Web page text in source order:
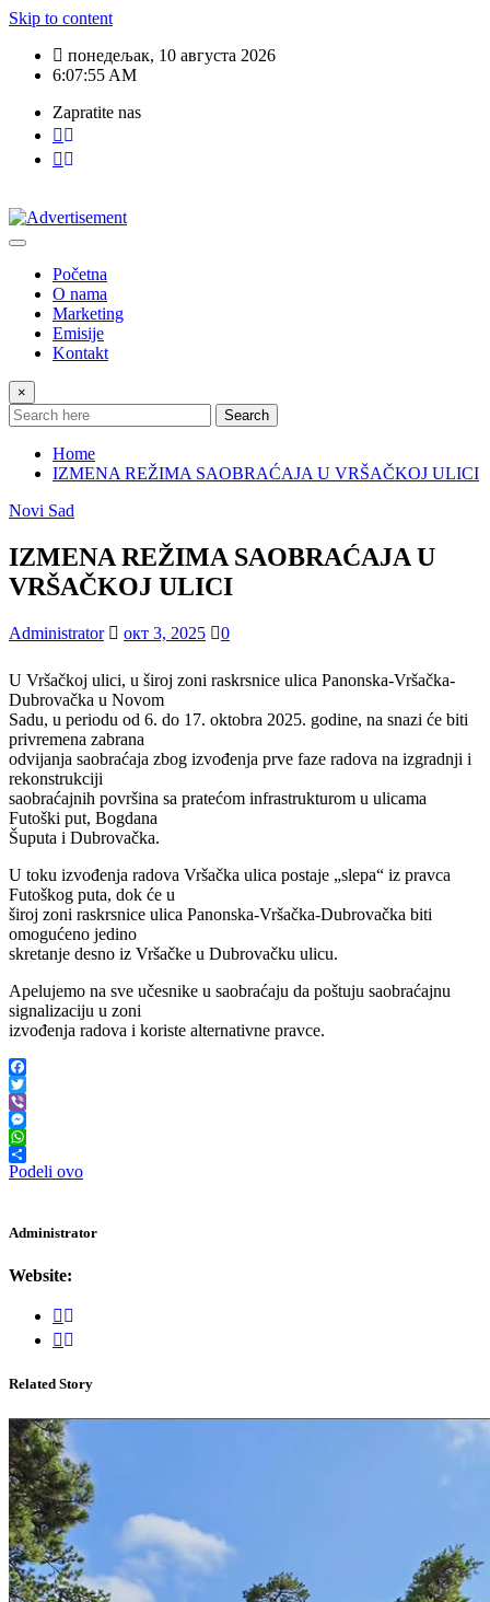
Skip to content
понедељак, 10 августа 2026
6:07:57 AM
Zapratite nas
Početna
O nama
Marketing
Emisije
Kontakt
×
Search
Home
IZMENA REŽIMA SAOBRAĆAJA U VRŠAČKOJ ULICI
Novi Sad
IZMENA REŽIMA SAOBRAĆAJA U
VRŠAČKOJ ULICI
Administrator окт 3, 2025 0
U Vršačkoj ulici, u široj zoni raskrsnice ulica Panonska-Vršačka-
Dubrovačka u Novom
Sadu, u periodu od 6. do 17. oktobra 2025. godine, na snazi će biti
privremena zabrana
odvijanja saobraćaja zbog izvođenja prve faze radova na izgradnji i
rekonstrukciji
saobraćajnih površina sa pratećom infrastrukturom u ulicama
Futoški put, Bogdana
Šuputa i Dubrovačka.
U toku izvođenja radova Vršačka ulica postaje „slepa“ iz pravca
Futoškog puta, dok će u
široj zoni raskrsnice ulica Panonska-Vršačka-Dubrovačka biti
omogućeno jedino
skretanje desno iz Vršačke u Dubrovačku ulicu.
Apelujemo na sve učesnike u saobraćaju da poštuju saobraćajnu
signalizaciju u zoni
izvođenja radova i koriste alternativne pravce.
Facebook
Twitter
Viber
Messenger
WhatsApp
Podeli ovo
Administrator
Website:
Related Story